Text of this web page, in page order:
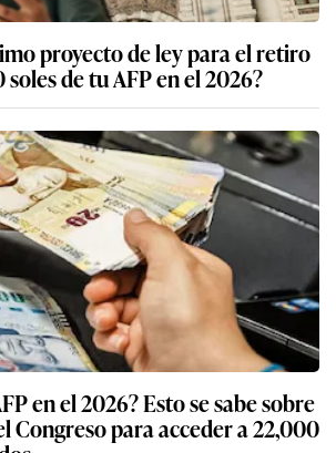
proyecto de ley para el retiro
de tu AFP en el 2026?
en el 2026? Esto se sabe sobre
Congreso para acceder a 22,000